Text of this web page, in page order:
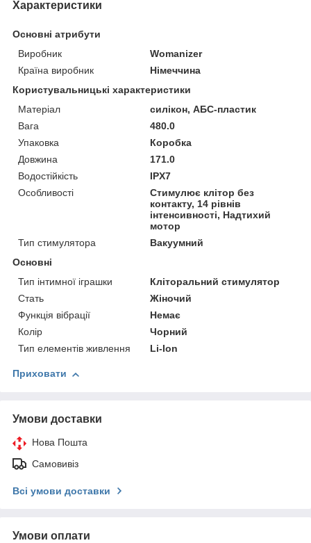
Характеристики
Основні атрибути
Виробник
Womanizer
Країна виробник
Німеччина
Користувальницькі характеристики
Матеріал
силікон, АБС-пластик
Вага
480.0
Упаковка
Коробка
Довжина
171.0
Водостійкість
IPX7
Особливості
Стимулює клітор без
контакту, 14 рівнів
інтенсивності, Надтихий
мотор
Тип стимулятора
Вакуумний
Основні
Тип інтимної іграшки
Кліторальний стимулятор
Стать
Жіночий
Функція вібрації
Немає
Колір
Чорний
Тип елементів живлення
Li-Ion
Приховати
Умови доставки
Нова Пошта
Самовивіз
Всі умови доставки
Умови оплати